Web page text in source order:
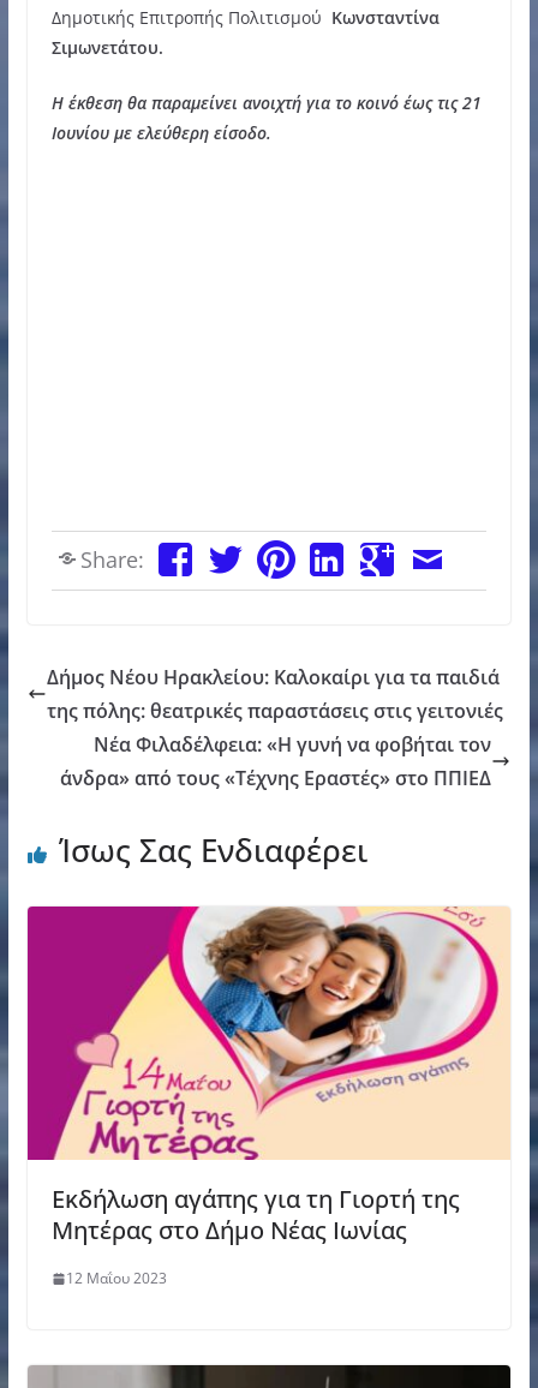
Δημοτικής Επιτροπής Πολιτισμού Κωνσταντίνα
Σιμωνετάτου.
Η έκθεση θα παραμείνει ανοιχτή για το κοινό έως τις 21
Ιουνίου με ελεύθερη είσοδο.
Share:
Δήμος Νέου Ηρακλείου: Καλοκαίρι για τα παιδιά
της πόλης: θεατρικές παραστάσεις στις γειτονιές
Νέα Φιλαδέλφεια: «Η γυνή να φοβήται τον
άνδρα» από τους «Τέχνης Εραστές» στο ΠΠΙΕΔ
Ίσως Σας Ενδιαφέρει
Eκδήλωση αγάπης για τη Γιορτή της
Μητέρας στο Δήμο Νέας Ιωνίας
12 Μαΐου 2023